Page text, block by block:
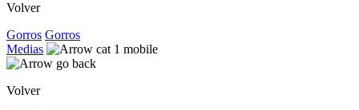
Volver
Gorros Gorros
Medias
Volver